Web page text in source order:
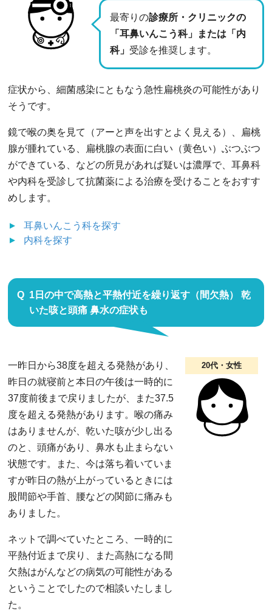
最寄りの診療所・クリニックの
「耳鼻いんこう科」または「内
科」 受診を推奨します。
症状から、細菌感染にともなう急性扁桃炎の可能性があり
そうです。
鏡で喉の奥を見て（アーと声を出すとよく見える）、扁桃
腺が腫れている、扁桃腺の表面に白い（黄色い）ぶつぶつ
ができている、などの所見があれば疑いは濃厚で、耳鼻科
や内科を受診して抗菌薬による治療を受けることをおすす
めします。
耳鼻いんこう科を探す
内科を探す
1日の中で高熱と平熱付近を繰り返す（間欠熱） 乾
いた咳と頭痛 鼻水の症状も
20代・女性
一昨日から38度を超える発熱があり、
昨日の就寝前と本日の午後は一時的に
37度前後まで戻りましたが、また37.5
度を超える発熱があります。喉の痛み
はありませんが、乾いた咳が少し出る
のと、頭痛があり、鼻水も止まらない
状態です。また、今は落ち着いていま
すが昨日の熱が上がっているときには
股間節や手首、腰などの関節に痛みも
ありました。
ネットで調べていたところ、一時的に
平熱付近まで戻り、また高熱になる間
欠熱はがんなどの病気の可能性がある
ということでしたので相談いたしまし
た。